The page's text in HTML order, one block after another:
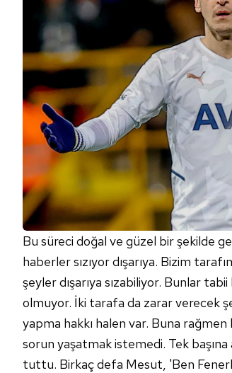
mevzuata uygun olarak kullanılan
Bu süreci doğal ve güzel bir şekilde
haberler sızıyor dışarıya. Bizim
şeyler dışarıya sızabiliyor. Bunlar
olmuyor. İki tarafa da zarar verecek
yapma hakkı halen var. Buna
sorun yaşatmak istemedi. Tek
tuttu. Birkaç defa Mesut, 'Ben